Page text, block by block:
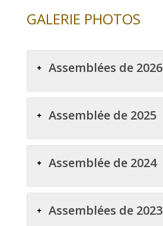
GALERIE PHOTOS
Assemblées de 2026
Assemblée de 2025
Assemblée de 2024
Assemblées de 2023